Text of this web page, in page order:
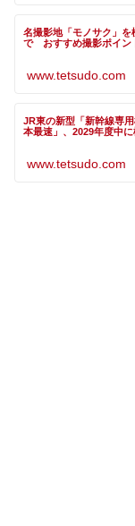
名撮影地「モノサク」を
で おすすめ撮影ポイン
www.tetsudo.com
JR東の新型「新幹線専
本最速」、2029年度中
www.tetsudo.com